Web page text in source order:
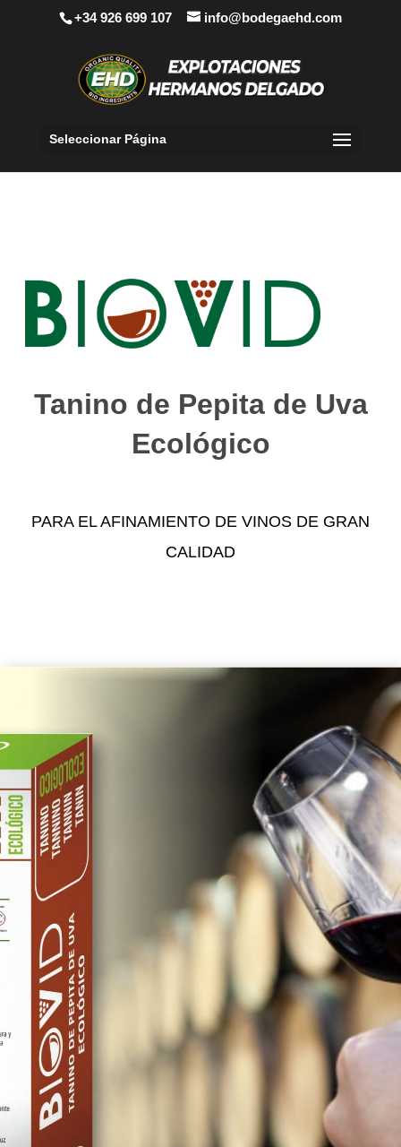
+34 926 699 107 info@bodegaehd.com
Seleccionar Página
Tanino de Pepita de Uva
Ecológico
PARA EL AFINAMIENTO DE VINOS DE GRAN
CALIDAD